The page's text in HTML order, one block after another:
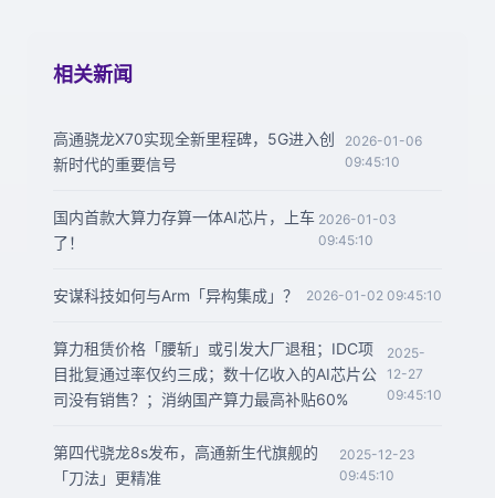
相关新闻
高通骁龙X70实现全新里程碑，5G进入创
新时代的重要信号
2026-01-06
09:45:10
国内首款大算力存算一体AI芯片，上车
了！
2026-01-03
09:45:10
安谋科技如何与Arm「异构集成」？ 2026-01-02 09:45:10
算力租赁价格「腰斩」或引发大厂退租；IDC项
目批复通过率仅约三成；数十亿收入的AI芯片公
司没有销售？；消纳国产算力最高补贴60%
2025-
12-27
09:45:10
第四代骁龙8s发布，高通新生代旗舰的
「刀法」更精准
2025-12-23
09:45:10